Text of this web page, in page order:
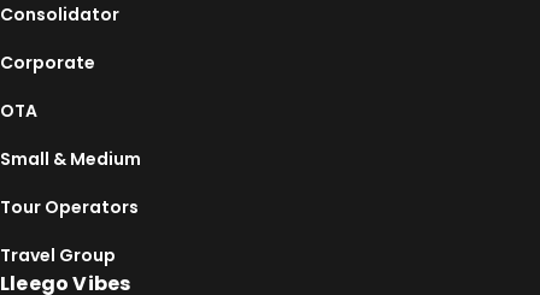
Consolidator
Corporate
OTA
Small & Medium
Tour Operators
Travel Group
Lleego Vibes